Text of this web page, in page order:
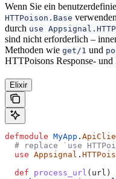
Wenn Sie ein
HTTPoison.Base
durch use
sind nicht erforderlich –
Methoden wie get/1 und
HTTPoisons Response- und
Elixir
defmodule MyApp .
# replace `use
  use
Appsignal .
  def
process_url (url)